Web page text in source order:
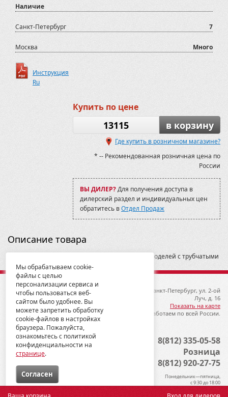
800D
ATV600U
ATV800
Assailant 800
Assailant 800
Baltmotors
Baltmotors-SMC Jumbo 700 MAX
Blade 1000 2017-2019
BruteForce KVF 750 2006-09
BruteForce KVF 750 2009-12
CECTEK
CF500-А
CFORCE 450S/520S
CFORCE 600
CFORCE 800/1000 (X8 H.O. EPS/X10 EPS)
Can-Am (BRP)
Commander 1000 2015-
Commander 800/1000 2011-2014
Commander Max 1000 2015-
Foreman (Rubicon) TRX500 2005-11
Наличие
Санкт-Петербург 7
Москва Много
Инструкция
Ru
Купить по цене
13115 в корзину
Где купить в розничном магазине?
* -- Рекомендованная розничная цена по
России
ВЫ ДИЛЕР?Для получения доступа в
дилерский раздел и индивидуальных цен
обратитесь вОтдел Продаж
Описание товара
Универсальное крепление. Подходит для всех моделей с трубчатыми
багажными площадками.
© 2012-2026 ГК Металлопродукция
192019, Санкт-Петербург, ул. 2-ой
Луч, д. 16
Показать на карте
Мы работаем по всей России.
8(812) 335-05-58
Розница
8(812) 920-27-75
Понедельник—пятница,
с 9:30 до 18:00
Мы обрабатываем cookie-
файлы с целью
персонализации сервиса и
чтобы пользоваться веб-
сайтом было удобнее. Вы
можете запретить обработку
cookie-файлов в настройках
браузера. Пожалуйста,
ознакомьтесь с политикой
конфиденциальности на
странице.
Cогласен